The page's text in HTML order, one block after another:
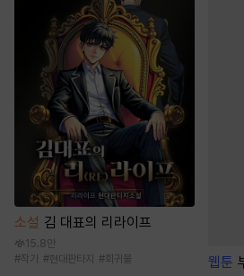
소설 김 대표의 리라이프
15.8만
#작가 #현대판타지 #회귀물 웹툰